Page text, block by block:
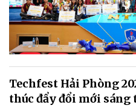
Techfest Hải Phòng
thúc đẩy đổi mới sáng